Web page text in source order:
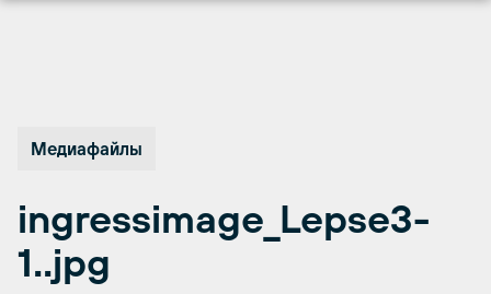
Медиафайлы
ingressimage_Lepse3-
1..jpg